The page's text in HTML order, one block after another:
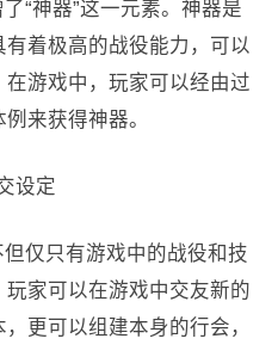
“神器”这一元素。神器是
着极高的战役能力，可以
游戏中，玩家可以经由过
来获得神器。
设定
仅只有游戏中的战役和技
家可以在游戏中交友新的
更可以组建本身的行会，